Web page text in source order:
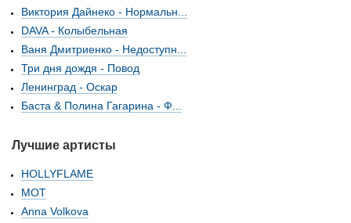
Виктория Дайнеко - Нормальн...
DAVA - Колыбельная
Ваня Дмитриенко - Недоступн...
Три дня дождя - Повод
Ленинград - Оскар
Баста & Полина Гагарина - Ф...
Лучшие артисты
HOLLYFLAME
МОТ
Anna Volkova